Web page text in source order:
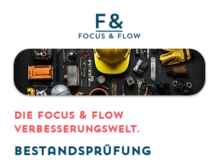
DIE Focus & Flow
Verbesserungswelt.
Bestandsprüfung